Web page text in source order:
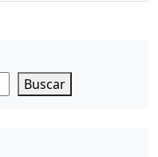
Buscar